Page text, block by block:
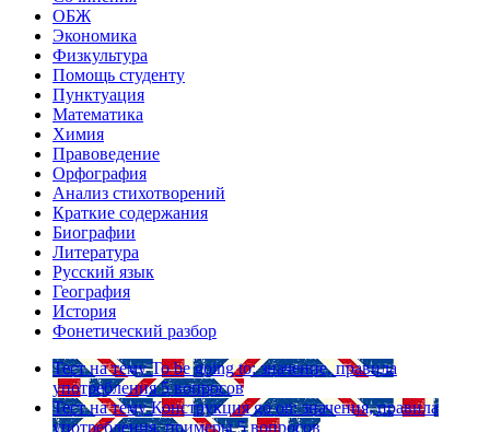
ОБЖ
Экономика
Физкультура
Помощь студенту
Пунктуация
Математика
Химия
Правоведение
Орфография
Анализ стихотворений
Краткие содержания
Биографии
Литература
Русский язык
География
История
Фонетический разбор
Тест на тему To be going to: значение, правила
употребления 5 вопросов
Тест на тему Конструкция go on: значения, правила
употребления, примеры 5 вопросов